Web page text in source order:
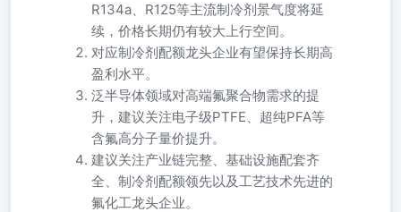
R134a、R125等主流制冷剂景气度将延
续，价格长期仍有较大上行空间。
对应制冷剂配额龙头企业有望保持长期高
盈利水平。
泛半导体领域对高端氟聚合物需求的提
升，建议关注电子级PTFE、超纯PFA等
含氟高分子量价提升。
建议关注产业链完整、基础设施配套齐
全、制冷剂配额领先以及工艺技术先进的
氟化工龙头企业。